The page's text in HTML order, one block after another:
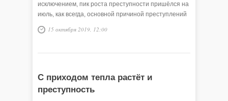
исключением, пик роста преступности пришёлся на
июль, как всегда, основной причиной преступлений
становится алкоголь. Мы подготовили для вас
хронику преступлений, совершённых в Викуловском
15 октября 2019, 12:00
С приходом тепла растёт и
преступность